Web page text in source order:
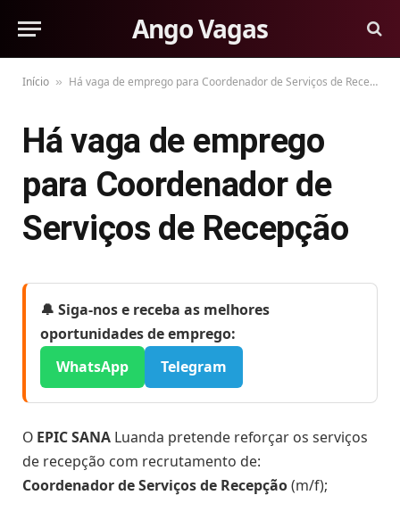
Ango Vagas
Início » Há vaga de emprego para Coordenador de Serviços de Recepção
Há vaga de emprego
para Coordenador de
Serviços de Recepção
🔔 Siga-nos e receba as melhores
oportunidades de emprego:
WhatsApp
Telegram
O EPIC SANA Luanda pretende reforçar os serviços
de recepção com recrutamento de:
Coordenador de Serviços de Recepção(m/f);